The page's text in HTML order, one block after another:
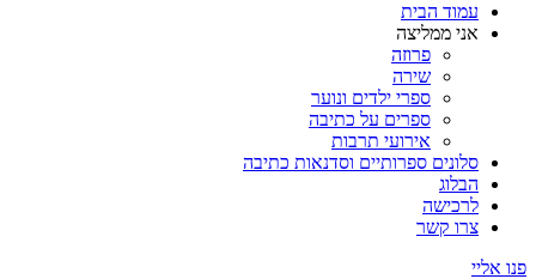
עמוד הבית
אני ממליצה
פרוזה
שירה
ספרי ילדים ונוער
ספרים על כתיבה
אירועי תרבות
סלונים ספרותיים וסדנאות כתיבה
הבלוג
לרכישה
צרו קשר
פנו אליי